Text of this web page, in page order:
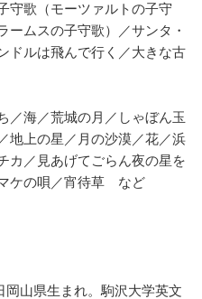
守歌（モーツァルトの子守
ームスの子守歌）／サンタ・
ドルは飛んで行く／大きな古
／海／荒城の月／しゃぼん玉
地上の星／月の沙漠／花／浜
カ／見あげてごらん夜の星を
ケの唄／宵待草 など
岡山県生まれ。駒沢大学英文